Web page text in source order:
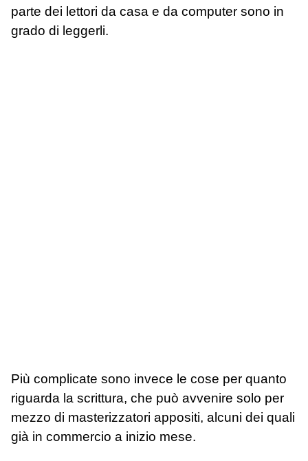
parte dei lettori da casa e da computer sono in
grado di leggerli.
Più complicate sono invece le cose per quanto
riguarda la scrittura, che può avvenire solo per
mezzo di masterizzatori appositi, alcuni dei quali
già in commercio a inizio mese.